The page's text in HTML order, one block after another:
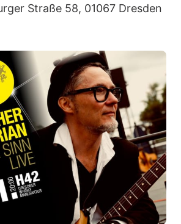
Straße 58, 01067 Dresden